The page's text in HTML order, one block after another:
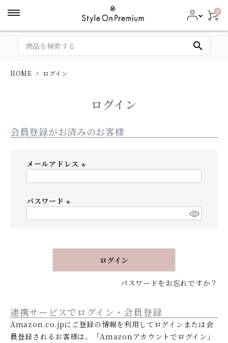
0
search
HOME ログイン
ログイン
会員登録がお済みのお客様
メールアドレス
パスワード
)
ログイン
パスワードをお忘れですか？
連携サービスでログイン・会員登録
Amazon.co.jpにご登録の情報を利用してログインまたは会
員登録されるお客様は、「Amazonアカウントでログイン」